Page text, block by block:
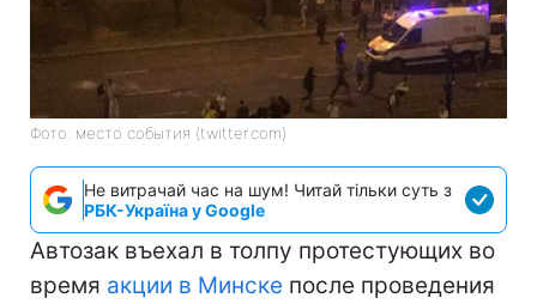
Фото: место события (twitter.com)
Не витрачай час на шум! Читай тільки суть з
РБК-Україна у Google
Автозак въехал в толпу протестующих во
время акции в Минске после проведения